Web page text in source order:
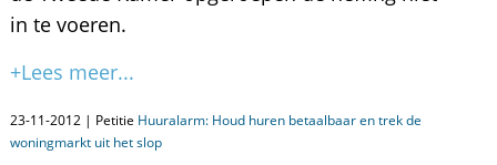
in te voeren.
+Lees meer...
23-11-2012 | Petitie Huuralarm: Houd huren betaalbaar en trek de
woningmarkt uit het slop